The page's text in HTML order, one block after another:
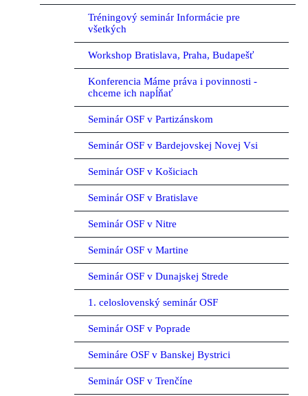
Tréningový seminár Informácie pre
všetkých
Workshop Bratislava, Praha, Budapešť
Konferencia Máme práva i povinnosti -
chceme ich napĺňať
Seminár OSF v Partizánskom
Seminár OSF v Bardejovskej Novej Vsi
Seminár OSF v Košiciach
Seminár OSF v Bratislave
Seminár OSF v Nitre
Seminár OSF v Martine
Seminár OSF v Dunajskej Strede
1. celoslovenský seminár OSF
Seminár OSF v Poprade
Semináre OSF v Banskej Bystrici
Seminár OSF v Trenčíne